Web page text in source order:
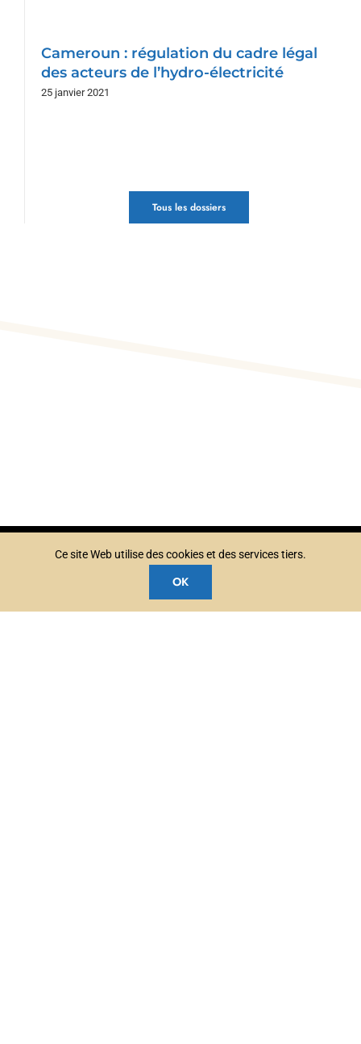
Cameroun : régulation du cadre légal
des acteurs de l’hydro-électricité
25 janvier 2021
Tous les dossiers
Ce site Web utilise des cookies et des services tiers.
OK